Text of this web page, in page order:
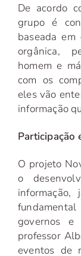
De acordo
grupo é
baseada
orgânica,
homem e
com os
eles vão
informação
Participação
O projeto
o
governos e
professor
eventos de